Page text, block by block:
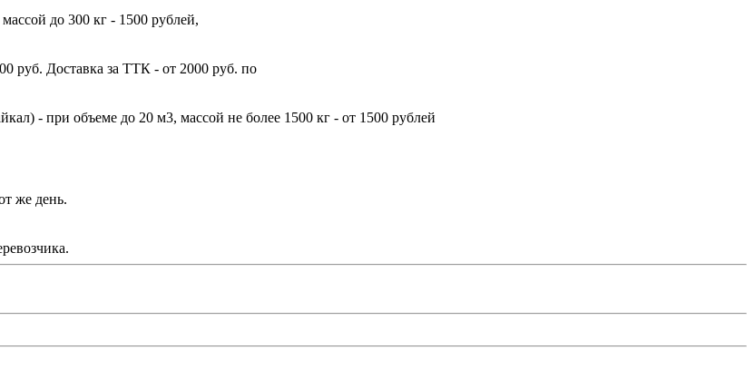
до 300 кг - 1500 рублей,
руб. Доставка за ТТК - от 2000 руб. по
- при объеме до 20 м3, массой не более 1500 кг - от 1500 рублей
же день.